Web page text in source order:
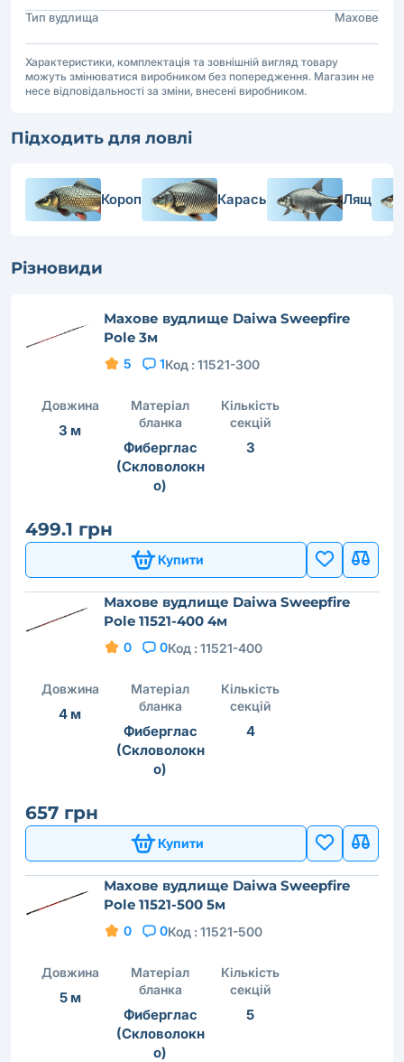
Тип вудлища Махове
Характеристики, комплектація та зовнішній вигляд товару
можуть змінюватися виробником без попередження. Магазин не
несе відповідальності за зміни, внесені виробником.
Підходить для ловлі
Короп Карась Лящ
Різновиди
Махове вудлище Daiwa Sweepfire
Pole 3м
5 1Код : 11521-300
Довжина
3 м
Матеріал
бланка
Фиберглас
(Скловолокн
о)
Кількість
секцій
3
499.1 грн
Купити
Махове вудлище Daiwa Sweepfire
Pole 11521-400 4м
0 0Код : 11521-400
Довжина
4 м
Матеріал
бланка
Фиберглас
(Скловолокн
о)
Кількість
секцій
4
657 грн
Купити
Махове вудлище Daiwa Sweepfire
Pole 11521-500 5м
0 0Код : 11521-500
Довжина
5 м
Матеріал
бланка
Фиберглас
(Скловолокн
о)
Кількість
секцій
5